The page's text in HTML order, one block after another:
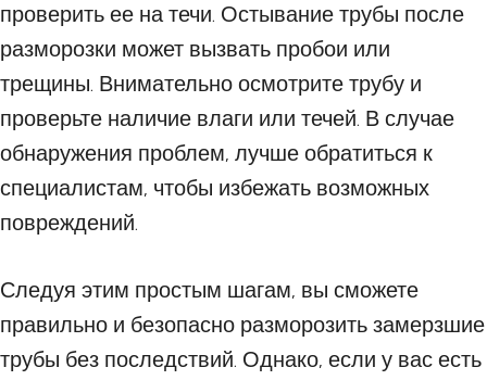
проверить ее на течи. Остывание трубы после
разморозки может вызвать пробои или
трещины. Внимательно осмотрите трубу и
проверьте наличие влаги или течей. В случае
обнаружения проблем, лучше обратиться к
специалистам, чтобы избежать возможных
повреждений.
Следуя этим простым шагам, вы сможете
правильно и безопасно разморозить замерзшие
трубы без последствий. Однако, если у вас есть